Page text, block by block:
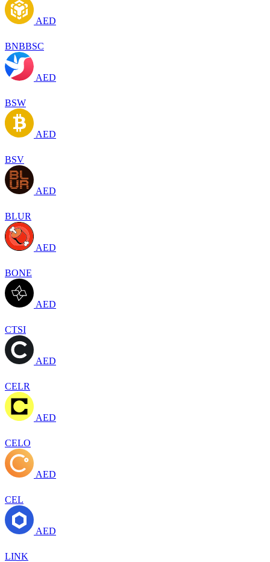
AED
BNBBSC
AED
BSW
AED
BSV
AED
BLUR
AED
BONE
AED
CTSI
AED
CELR
AED
CELO
AED
CEL
AED
LINK